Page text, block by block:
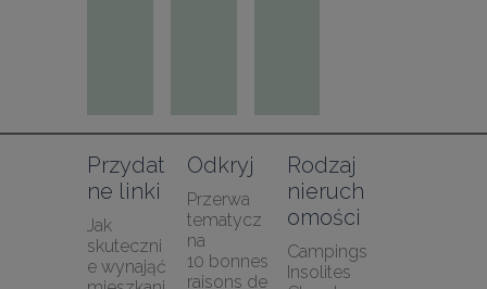
Przydat
ne linki
Jak
skuteczni
e wynająć
Odkryj
Przerwa
tematycz
na
10 bonnes
raisons de
Rodzaj
nieruch
omości
Campings
Insolites